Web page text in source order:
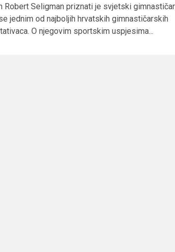
Robert Seligman priznati je svjetski gimnastičar
jednim od najboljih hrvatskih gimnastičarskih
O njegovim sportskim uspjesima...